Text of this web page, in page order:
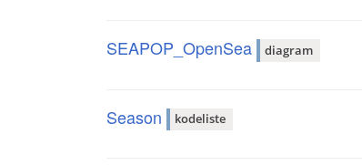
SEAPOP_OpenSea diagram
Season kodeliste